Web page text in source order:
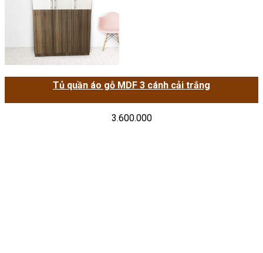
Tủ quần áo gỗ MDF 3 cánh cải trắng
3.600.000